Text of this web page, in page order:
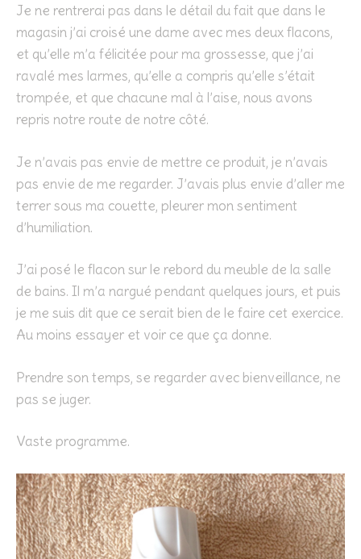
Je ne rentrerai pas dans le détail du fait que dans le
magasin j’ai croisé une dame avec mes deux flacons,
et qu’elle m’a félicitée pour ma grossesse, que j’ai
ravalé mes larmes, qu’elle a compris qu’elle s’était
trompée, et que chacune mal à l’aise, nous avons
repris notre route de notre côté.
Je n’avais pas envie de mettre ce produit, je n’avais
pas envie de me regarder. J’avais plus envie d’aller me
terrer sous ma couette, pleurer mon sentiment
d’humiliation.
J’ai posé le flacon sur le rebord du meuble de la salle
de bains. Il m’a nargué pendant quelques jours, et puis
je me suis dit que ce serait bien de le faire cet exercice.
Au moins essayer et voir ce que ça donne.
Prendre son temps, se regarder avec bienveillance, ne
pas se juger.
Vaste programme.